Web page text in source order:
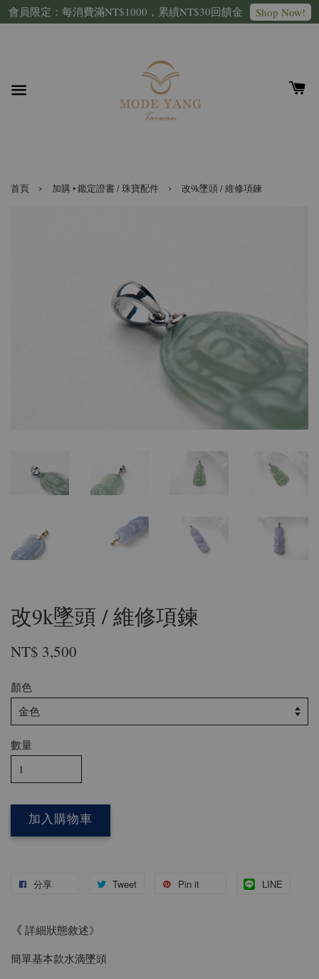
會員限定：每消費滿NT$1000，累績NT$30回饋金 Shop Now!
首頁 › 加購 • 鑑定證書 / 珠寶配件 › 改9k墜頭 / 維修項鍊
改9k墜頭 / 維修項鍊
NT$ 3,500
顏色
數量
加入購物車
分享 Tweet Pin it LINE
《 詳細狀態敘述》
簡單基本款水滴墜頭